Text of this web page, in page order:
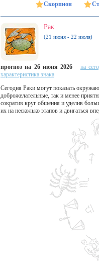
Скорпион
Рак
(21 июня - 22 июля)
прогноз на 26 июня 2026
на
характеристика знака
Сегодня Раки могут показать
доброжелательные, так и менее
сократив круг общения и уделив
их на несколько этапов и двигаться